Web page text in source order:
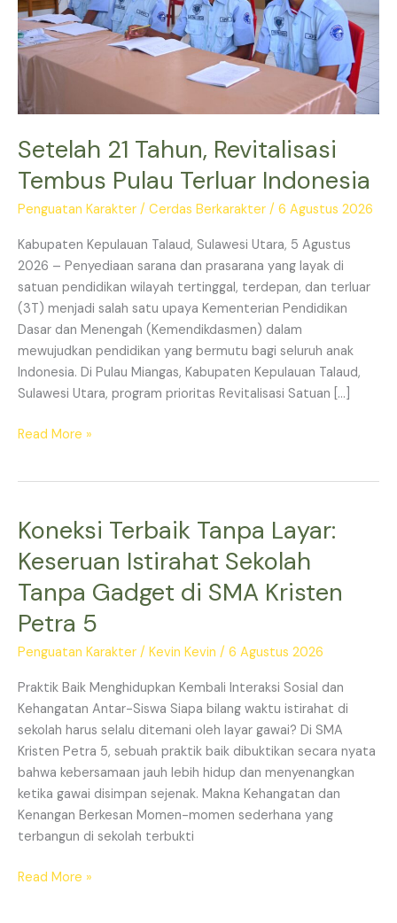
Setelah 21 Tahun, Revitalisasi
Tembus Pulau Terluar Indonesia
Penguatan Karakter / Cerdas Berkarakter / 6 Agustus 2026
Kabupaten Kepulauan Talaud, Sulawesi Utara, 5 Agustus
2026 – Penyediaan sarana dan prasarana yang layak di
satuan pendidikan wilayah tertinggal, terdepan, dan terluar
(3T) menjadi salah satu upaya Kementerian Pendidikan
Dasar dan Menengah (Kemendikdasmen) dalam
mewujudkan pendidikan yang bermutu bagi seluruh anak
Indonesia. Di Pulau Miangas, Kabupaten Kepulauan Talaud,
Sulawesi Utara, program prioritas Revitalisasi Satuan […]
Terluar
Indonesia
Read More »
Koneksi Terbaik Tanpa Layar:
Keseruan Istirahat Sekolah
Tanpa Gadget di SMA Kristen
Petra 5
Penguatan Karakter / Kevin Kevin / 6 Agustus 2026
Praktik Baik Menghidupkan Kembali Interaksi Sosial dan
Kehangatan Antar-Siswa Siapa bilang waktu istirahat di
sekolah harus selalu ditemani oleh layar gawai? Di SMA
Kristen Petra 5, sebuah praktik baik dibuktikan secara nyata
bahwa kebersamaan jauh lebih hidup dan menyenangkan
ketika gawai disimpan sejenak. Makna Kehangatan dan
Kenangan Berkesan Momen-momen sederhana yang
terbangun di sekolah terbukti
Koneksi
Tanpa
Layar:
Keseruan
Istirahat
Sekolah
Gadget
di
SMA
Kristen
Petra
5
Read More »